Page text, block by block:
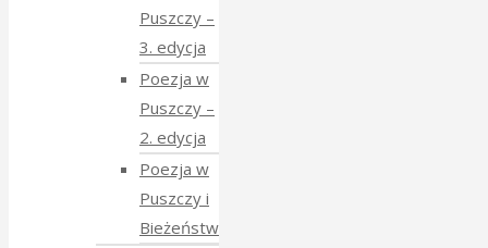
Puszczy –
3. edycja
Poezja w
Puszczy –
2. edycja
Poezja w
Puszczy i
Bieżeństwo